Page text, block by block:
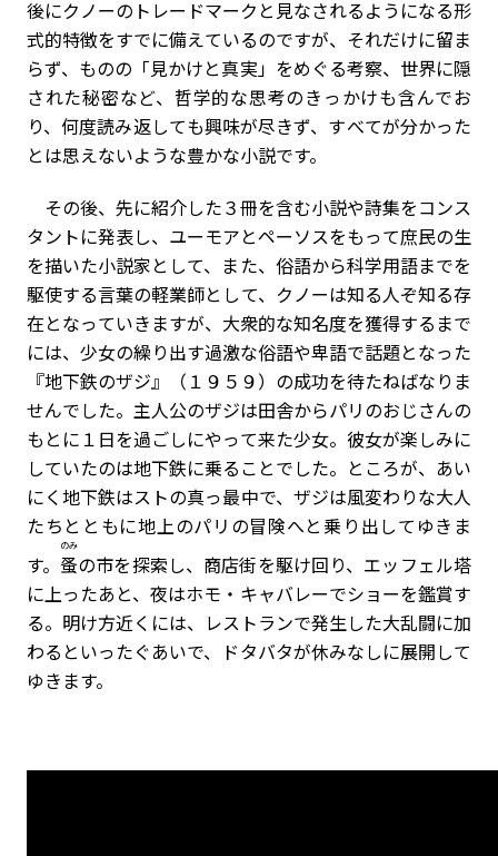
後にクノーのトレードマークと見なされるようになる形
式的特徴をすでに備えているのですが、それだけに留ま
らず、ものの「見かけと真実」をめぐる考察、世界に隠
された秘密など、哲学的な思考のきっかけも含んでお
り、何度読み返しても興味が尽きず、すべてが分かった
とは思えないような豊かな小説です。
その後、先に紹介した３冊を含む小説や詩集をコンス
タントに発表し、ユーモアとペーソスをもって庶民の生
を描いた小説家として、また、俗語から科学用語までを
駆使する言葉の軽業師として、クノーは知る人ぞ知る存
在となっていきますが、大衆的な知名度を獲得するまで
には、少女の繰り出す過激な俗語や卑語で話題となった
『地下鉄のザジ』（１９５９）の成功を待たねばなりま
せんでした。主人公のザジは田舎からパリのおじさんの
もとに１日を過ごしにやって来た少女。彼女が楽しみに
していたのは地下鉄に乗ることでした。ところが、あい
にく地下鉄はストの真っ最中で、ザジは風変わりな大人
たちとともに地上のパリの冒険へと乗り出してゆきま
す。 蚤
のみ
の市を探索し、商店街を駆け回り、エッフェル塔
に上ったあと、夜はホモ・キャバレーでショーを鑑賞す
る。明け方近くには、レストランで発生した大乱闘に加
わるといったぐあいで、ドタバタが休みなしに展開して
ゆきます。